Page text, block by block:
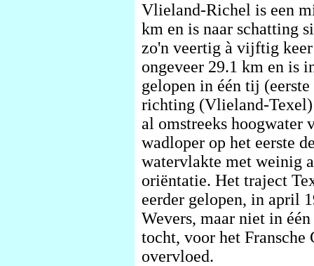
Vlieland-Richel is een
km en is naar schatting
zo'n veertig à vijftig
ongeveer 29.1 km en is
gelopen in één tij
richting (Vlieland-Texel)
al omstreeks hoogwater
wadloper op het eerste
watervlakte met weinig
oriëntatie. Het traject
eerder gelopen, in april
Wevers, maar niet in
tocht, voor het Fransche
overvloed.